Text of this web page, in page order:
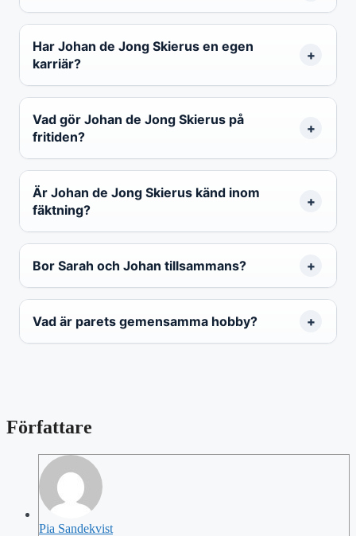
Har Johan de Jong Skierus en egen
karriär?
Vad gör Johan de Jong Skierus på
fritiden?
Är Johan de Jong Skierus känd inom
fäktning?
Bor Sarah och Johan tillsammans?
Vad är parets gemensamma hobby?
Författare
Pia Sandekvist